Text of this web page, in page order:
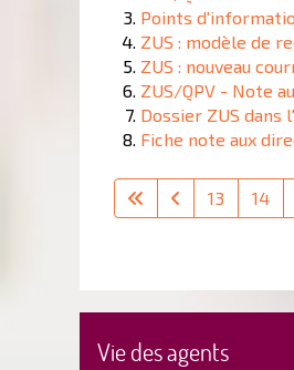
Points
ZUS : modèle de
ZUS : nouveau
ZUS/QPV - Note
Dossier ZUS dans
Fiche note aux
13 14
Vie des agents